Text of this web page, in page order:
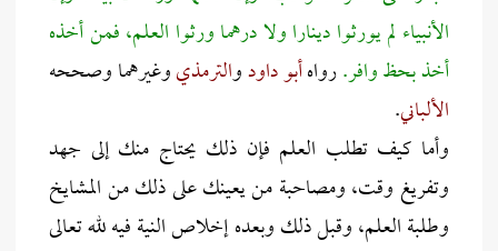
الأنبياء لم يورثوا دينارا ولا درهما ورثوا العلم، فمن أخذه
أخذ بحظ وافر.رواهأبو داودوالترمذيوغيرهما وصححه
الألباني.
وأما كيف تطلب العلم فإن ذلك يحتاج منك إلى جهد
وتفريغ وقت، ومصاحبة من يعينك على ذلك من المشايخ
وطلبة العلم، وقبل ذلك وبعده إخلاص النية فيه لله تعالى